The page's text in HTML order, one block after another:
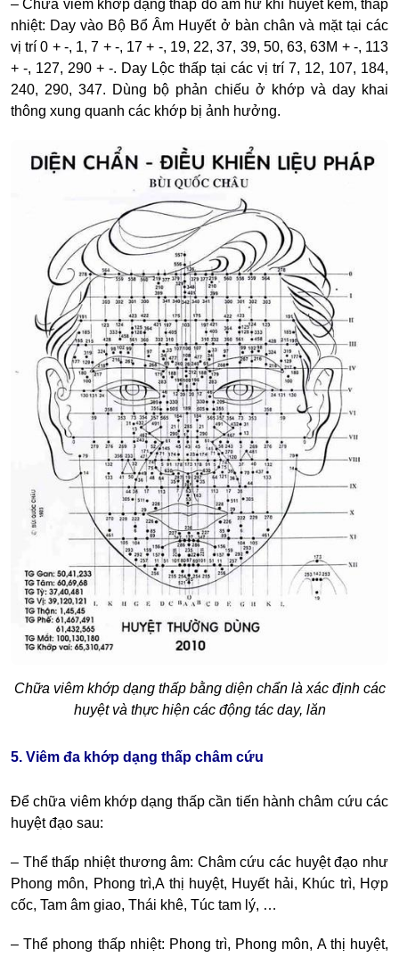
– Chữa viêm khớp dạng thấp do âm hư khí huyết kém, thấp
nhiệt: Day vào Bộ Bổ Âm Huyết ở bàn chân và mặt tại các
vị trí 0 + -, 1, 7 + -, 17 + -, 19, 22, 37, 39, 50, 63, 63M + -, 113
+ -, 127, 290 + -. Day Lộc thấp tại các vị trí 7, 12, 107, 184,
240, 290, 347. Dùng bộ phản chiếu ở khớp và day khai
thông xung quanh các khớp bị ảnh hưởng.
Chữa viêm khớp dạng thấp bằng diện chẩn là xác định các
huyệt và thực hiện các động tác day, lăn
5. Viêm đa khớp dạng thấp châm cứu
Để chữa viêm khớp dạng thấp cần tiến hành châm cứu các
huyệt đạo sau:
– Thể thấp nhiệt thương âm: Châm cứu các huyệt đạo như
Phong môn, Phong trì,A thị huyệt, Huyết hải, Khúc trì, Hợp
cốc, Tam âm giao, Thái khê, Túc tam lý, …
– Thể phong thấp nhiệt: Phong trì, Phong môn, A thị huyệt,